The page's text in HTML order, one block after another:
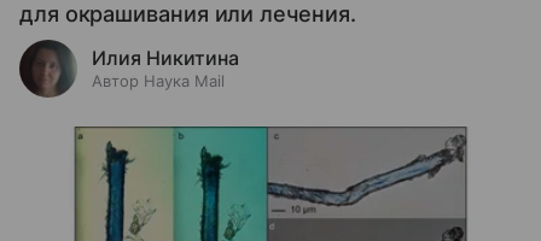
для окрашивания или лечения.
Илия Никитина
Автор Наука Mail